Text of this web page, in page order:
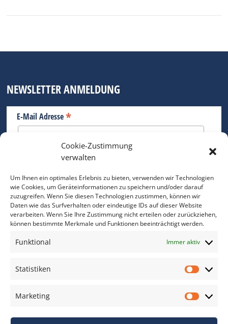
Cookie-Zustimmung
verwalten
Um Ihnen ein optimales Erlebnis zu bieten, verwenden wir Technologien
wie Cookies, um Geräteinformationen zu speichern und/oder darauf
zuzugreifen. Wenn Sie diesen Technologien zustimmen, können wir
Daten wie das Surfverhalten oder eindeutige IDs auf dieser Website
verarbeiten. Wenn Sie Ihre Zustimmung nicht erteilen oder zurückziehen,
können bestimmte Merkmale und Funktionen beeinträchtigt werden.
Funktional Immer aktiv
Statistiken
Marketing
NEWSLETTER ANMELDUNG
E-Mail Adresse*
Bitte geben Sie Ihre E-Mail Adresse ein.
*